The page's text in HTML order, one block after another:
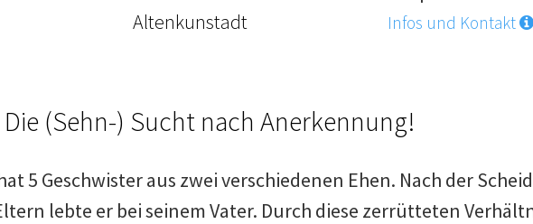
Altenkunstadt
Infos und Kontakt
Die (Sehn-) Sucht nach Anerkennung!
5 Geschwister aus zwei verschiedenen Ehen. Nach der
lebte er bei seinem Vater. Durch diese zerrütteten